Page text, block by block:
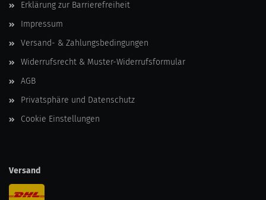
Erklärung zur Barrierefreiheit
Impressum
Versand- & Zahlungsbedingungen
Widerrufsrecht & Muster-Widerrufsformular
AGB
Privatsphäre und Datenschutz
Cookie Einstellungen
Versand